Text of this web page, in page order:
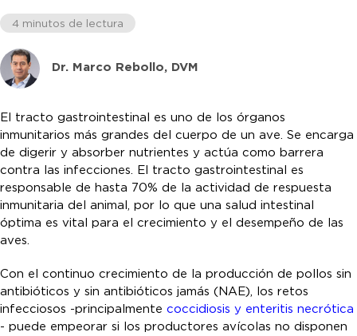
4 minutos de lectura
Dr. Marco Rebollo, DVM
El tracto gastrointestinal es uno de los órganos
inmunitarios más grandes del cuerpo de un ave. Se encarga
de digerir y absorber nutrientes y actúa como barrera
contra las infecciones. El tracto gastrointestinal es
responsable de hasta 70% de la actividad de respuesta
inmunitaria del animal, por lo que una salud intestinal
óptima es vital para el crecimiento y el desempeño de las
aves.
Con el continuo crecimiento de la producción de pollos sin
antibióticos y sin antibióticos jamás (NAE), los retos
infecciosos -principalmente coccidiosis y enteritis necrótica
- puede empeorar si los productores avícolas no disponen